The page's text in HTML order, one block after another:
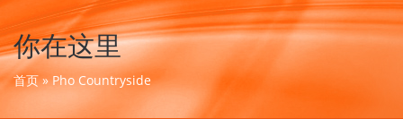
你在这里
首页» Pho Countryside